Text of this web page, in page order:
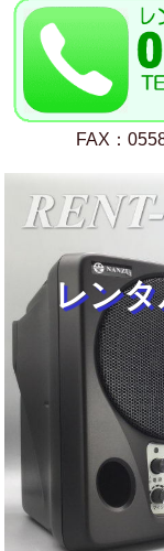
FAX：
レン